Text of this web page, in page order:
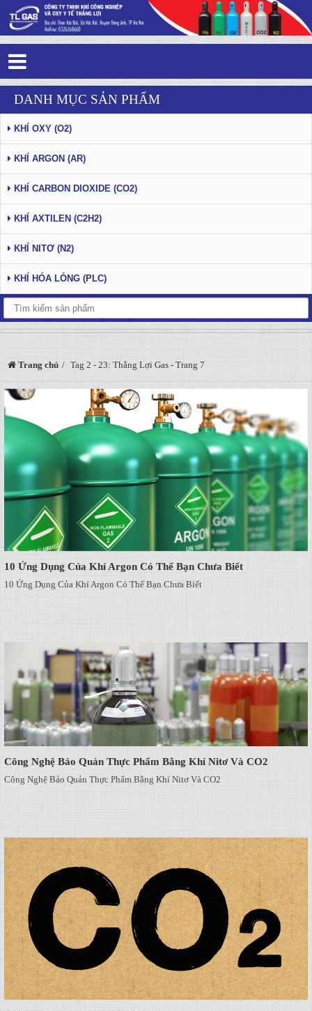
Tag 2 - 23: Thắng Lợi Gas - Trang 7
DANH MỤC SẢN PHẨM
KHÍ OXY (O2)
KHÍ ARGON (AR)
KHÍ CARBON DIOXIDE (CO2)
KHÍ AXTILEN (C2H2)
KHÍ NITƠ (N2)
KHÍ HÓA LỎNG (PLC)
Trang chủ Tag 2 - 23: Thắng Lợi Gas - Trang 7
10 Ứng Dụng Của Khí Argon Có Thể Bạn Chưa Biết
10 Ứng Dụng Của Khí Argon Có Thể Bạn Chưa Biết
Công Nghệ Bảo Quản Thực Phẩm Bằng Khí Nitơ Và CO2
Công Nghệ Bảo Quản Thực Phẩm Bằng Khí Nitơ Và CO2